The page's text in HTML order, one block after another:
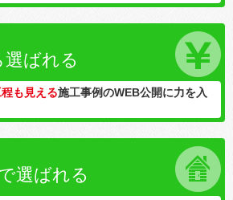
選ばれる
も見える施工事例のWEB公開に力を入
選ばれる